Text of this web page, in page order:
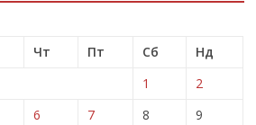
Чт Пт Сб
Нд
1
2
6 7 8
9